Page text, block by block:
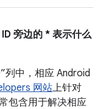
旁边的 * 表示什么
列中，相应 Android
网站上针对
包含用于解决相应